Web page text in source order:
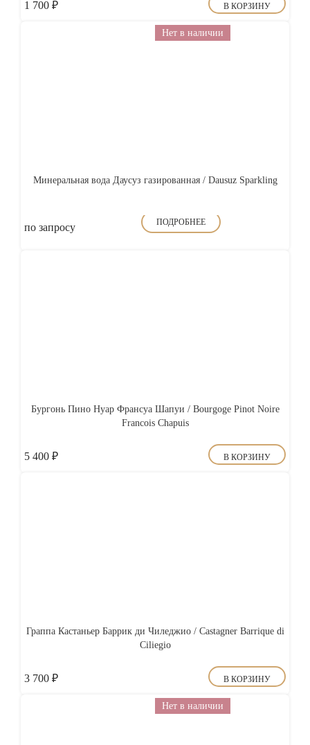
1 700 ₽ В КОРЗИНУ
Нет в наличии
Минеральная вода Даусуз газированная / Dausuz Sparkling
по запросу ПОДРОБНЕЕ
Бургонь Пино Нуар Франсуа Шапуи / Bourgoge Pinot Noire
Francois Chapuis
5 400 ₽ В КОРЗИНУ
Граппа Кастаньер Баррик ди Чиледжио / Castagner Barrique di
Ciliegio
3 700 ₽ В КОРЗИНУ
Нет в наличии